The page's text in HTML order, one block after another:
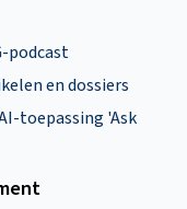
podcast
en dossiers
toepassing 'Ask